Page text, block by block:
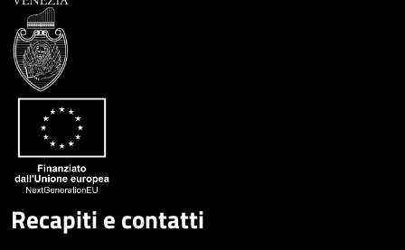
Recapiti e contatti